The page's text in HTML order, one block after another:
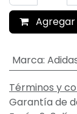
Agregar
Marca:
Términos y
Garantía de